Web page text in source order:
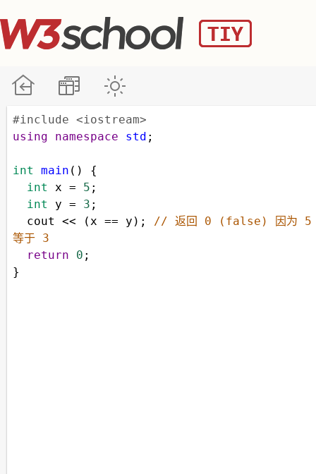
#include <iostream>
using
namespace std ;
int main () {
int
x = 5 ;
int
y = 3 ;
cout
<< (x == y ); // 返回 0 (false) 因为 5
等于 3
return
0 ;
}